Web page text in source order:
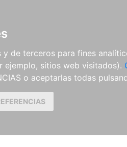
de terceros para fines
ejemplo, sitios web visitados).
o aceptarlas todas
PARTITURAS Y EDICIONES
CRÍTICAS